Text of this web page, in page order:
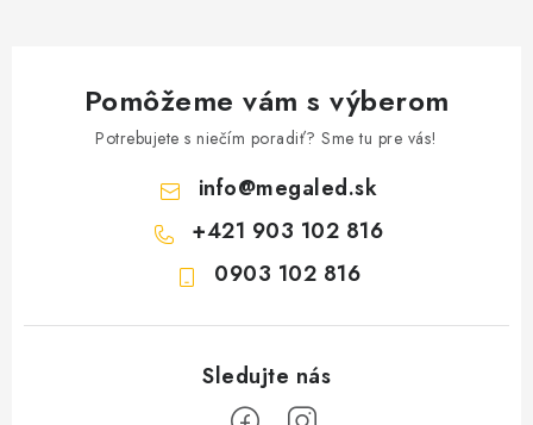
Pomôžeme vám s výberom
Potrebujete s niečím poradiť? Sme tu pre vás!
info@megaled.sk
+421 903 102 816
0903 102 816